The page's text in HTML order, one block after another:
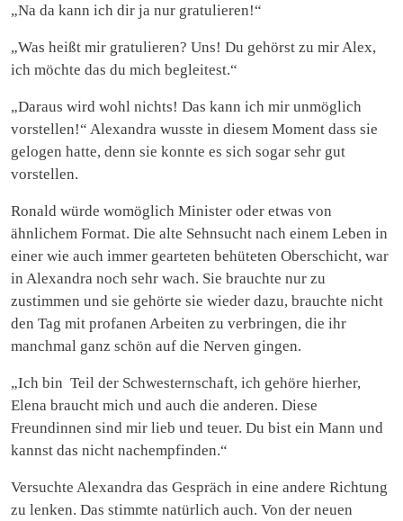
„Na da kann ich dir ja nur gratulieren!“
„Was heißt mir gratulieren? Uns! Du gehörst zu mir Alex,
ich möchte das du mich begleitest.“
„Daraus wird wohl nichts! Das kann ich mir unmöglich
vorstellen!“ Alexandra wusste in diesem Moment dass sie
gelogen hatte, denn sie konnte es sich sogar sehr gut
vorstellen.
Ronald würde womöglich Minister oder etwas von
ähnlichem Format. Die alte Sehnsucht nach einem Leben in
einer wie auch immer gearteten behüteten Oberschicht, war
in Alexandra noch sehr wach. Sie brauchte nur zu
zustimmen und sie gehörte sie wieder dazu, brauchte nicht
den Tag mit profanen Arbeiten zu verbringen, die ihr
manchmal ganz schön auf die Nerven gingen.
„Ich bin Teil der Schwesternschaft, ich gehöre hierher,
Elena braucht mich und auch die anderen. Diese
Freundinnen sind mir lieb und teuer. Du bist ein Mann und
kannst das nicht nachempfinden.“
Versuchte Alexandra das Gespräch in eine andere Richtung
zu lenken. Das stimmte natürlich auch. Von der neuen